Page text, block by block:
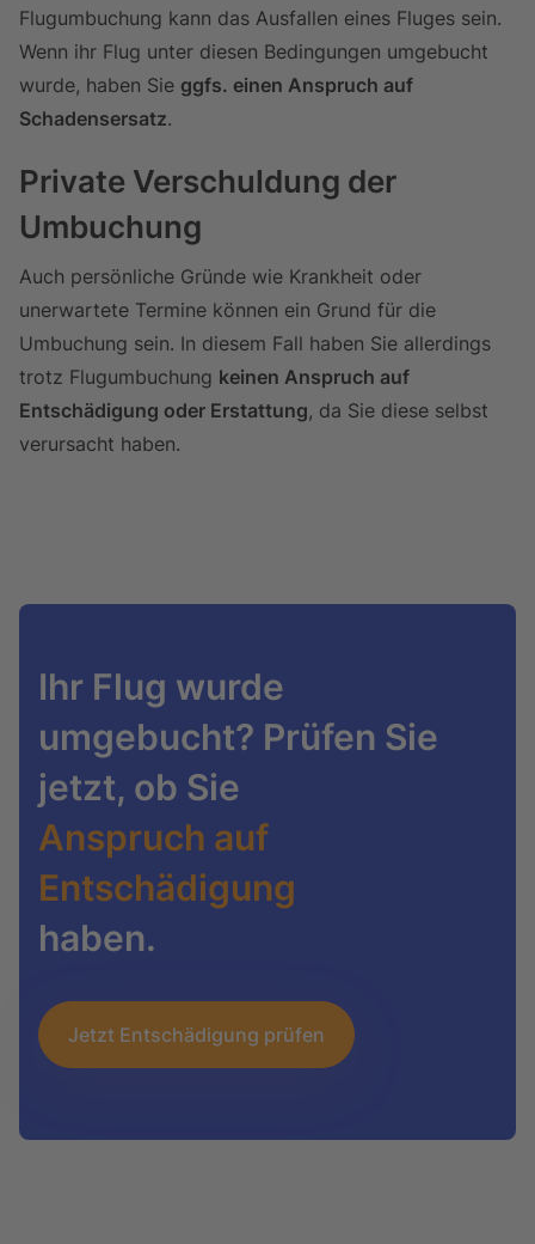
Flugumbuchung kann das Ausfallen eines Fluges sein.
Wenn ihr Flug unter diesen Bedingungen umgebucht
wurde, haben Sie ggfs. einen Anspruch auf
Schadensersatz.
Private Verschuldung der
Umbuchung
Auch persönliche Gründe wie Krankheit oder
unerwartete Termine können ein Grund für die
Umbuchung sein. In diesem Fall haben Sie allerdings
trotz Flugumbuchung keinen Anspruch auf
Entschädigung oder Erstattung, da Sie diese selbst
verursacht haben.
Ihr Flug wurde
umgebucht? Prüfen Sie
jetzt, ob Sie
Anspruch auf
Entschädigung
haben.
Jetzt Entschädigung prüfen